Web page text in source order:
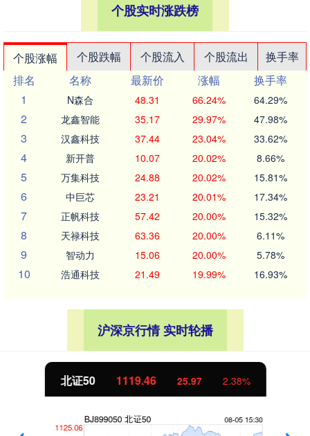
个股实时涨跌榜
个股涨幅 个股跌幅 个股流入 个股流出
换手率
排名
名称 最新价 涨幅
换手率
1
N森合 48.31 66.24% 64.29%
2 龙鑫智能 35.17 29.97% 47.98%
3 汉鑫科技 37.44 23.04% 33.62%
4 新开普 10.07 20.02% 8.66%
5 万集科技 24.88 20.02% 15.81%
6 中巨芯 23.21 20.01% 17.34%
7 正帆科技 57.42 20.00% 15.32%
8 天禄科技 63.36 20.00% 6.11%
9 智动力 15.06 20.00% 5.78%
10 浩通科技 21.49 19.99% 16.93%
沪深京行情 实时轮播
北证50 1119.46 25.97 2.38%